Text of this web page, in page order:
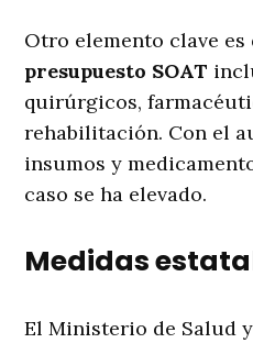
Otro elemento clave
presupuesto SOAT
quirúrgicos,
rehabilitación. Con el
insumos y
caso se ha elevado.
Medidas
El Ministerio de Salud